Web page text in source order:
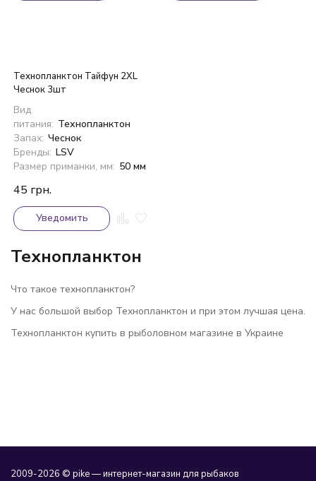
Технопланктон Тайфун 2XL
Чеснок 3шт
Вид
питания: Технопланктон
Запах: Чеснок
Бренды: LSV
Размер приманки, мм: 50 мм
45 грн.
Уведомить
Технопланктон
Что такое технопланктон?
У нас большой выбор Технопланктон и при этом лучшая цена.
Технопланктон купить в рыболовном магазине в Украине
2009-2026 © pike — интернет-магазин для рыбаков